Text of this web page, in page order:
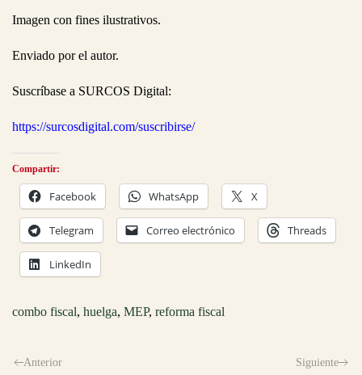
Imagen con fines ilustrativos.
Enviado por el autor.
Suscríbase a SURCOS Digital:
https://surcosdigital.com/suscribirse/
Compartir:
Facebook WhatsApp X
Telegram Correo electrónico Threads
LinkedIn
combo fiscal, huelga, MEP, reforma fiscal
Anterior Siguiente